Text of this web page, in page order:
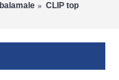
CLIP top